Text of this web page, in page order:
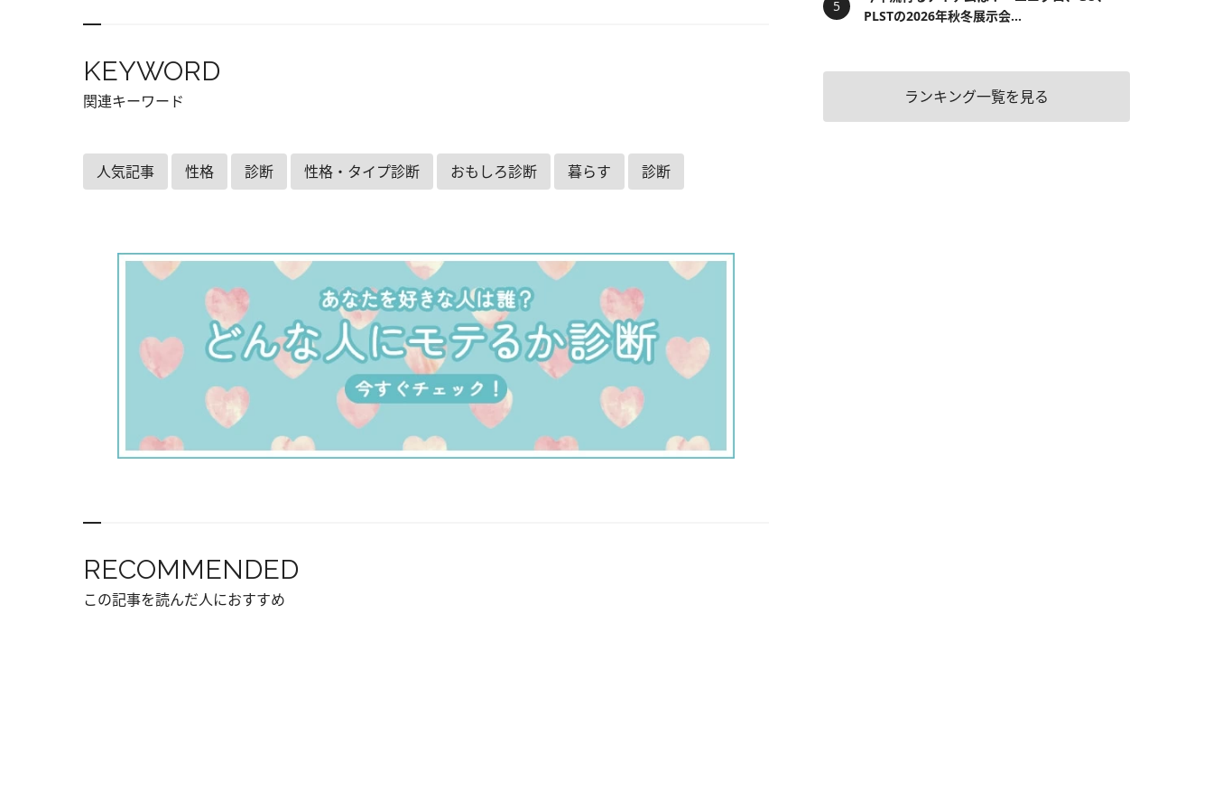
KEYWORD
関連キーワード
人気記事 性格 診断 性格・タイプ診断 おもしろ診断 暮らす 診断
RECOMMENDED
この記事を読んだ人におすすめ
PLSTの2026年秋冬展示会...
ランキング一覧を見る